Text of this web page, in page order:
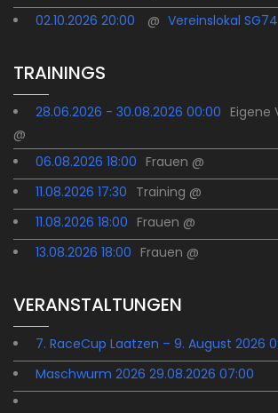
02.10.2026 20:00
@ Vereinslokal SG74
TRAININGS
28.06.2026 - 30.08.2026 00:00 Eigene
@
06.08.2026 18:00 Frauen @
11.08.2026 17:30 Training @
11.08.2026 18:00 Frauen @
13.08.2026 18:00 Frauen @
VERANSTALTUNGEN
7. RaceCup Laatzen – 9. August 2026
Maschwurm 2026 29.08.2026 07:00